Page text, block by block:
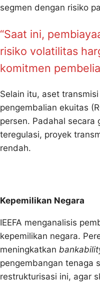
segmen dengan risiko
“Saat ini,
risiko volatilitas
komitmen
Selain itu, aset
pengembalian ekuitas
persen. Padahal
teregulasi, proyek
rendah.
Kepemilikan Negara
IEEFA menganalisis
kepemilikan negara.
meningkatkan
pengembangan tenaga
restrukturisasi ini, agar